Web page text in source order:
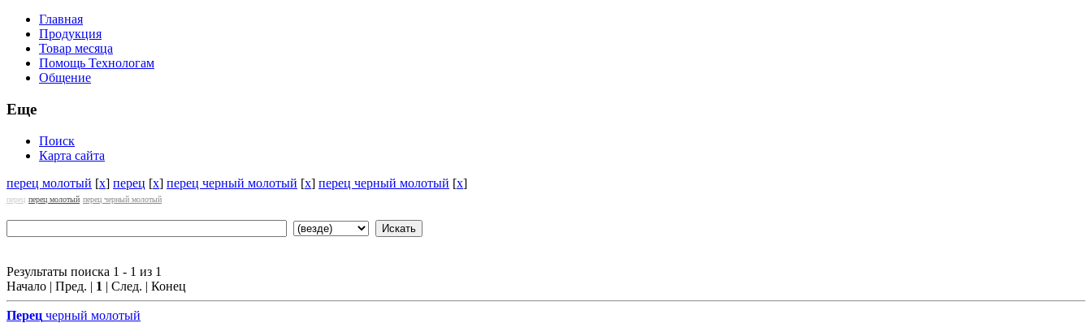
Главная
Продукция
Товар месяца
Помощь Технологам
Общение
Еще
Поиск
Карта сайта
перец молотый [x] перец [x] перец черный молотый [x] перец черный молотый [x]
перец перец молотый перец черный молотый
Результаты поиска 1 - 1 из 1
Начало | Пред. | 1 | След. | Конец
Перец черный молотый